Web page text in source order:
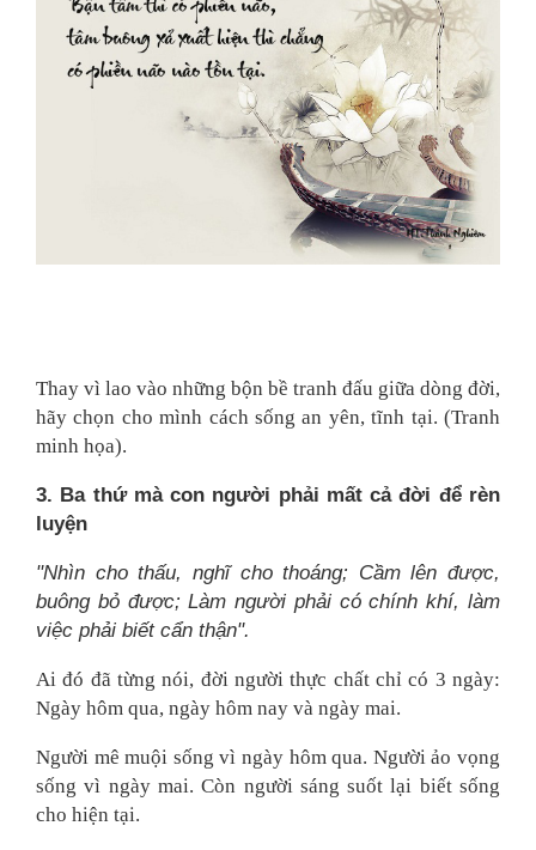
Thay vì lao vào những bộn bề tranh đấu giữa dòng đời,
hãy chọn cho mình cách sống an yên, tĩnh tại. (Tranh
minh họa).
3. Ba thứ mà con người phải mất cả đời để rèn
luyện
"Nhìn cho thấu, nghĩ cho thoáng; Cầm lên được,
buông bỏ được; Làm người phải có chính khí, làm
việc phải biết cẩn thận".
Ai đó đã từng nói, đời người thực chất chỉ có 3 ngày:
Ngày hôm qua, ngày hôm nay và ngày mai.
Người mê muội sống vì ngày hôm qua. Người ảo vọng
sống vì ngày mai. Còn người sáng suốt lại biết sống
cho hiện tại.